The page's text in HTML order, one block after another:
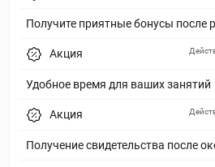
Получите приятные бонусы после
Акция
Удобное время для ваших занятий
Акция
Получение свидетельства после